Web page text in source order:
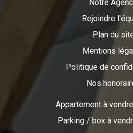
Notre
Rejoindre
Plan du
Mentions
Politique de
Nos
Appartement à
Parking / box à